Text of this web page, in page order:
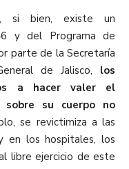
si bien, existe un
y del Programa de
parte de la Secretaría
de Jalisco, los
a hacer valer el
su cuerpo no
se revictimiza a las
en los hospitales, los
libre ejercicio de este